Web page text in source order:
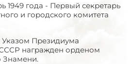
1949 года - Первый секретарь
и городского комитета
Президиума
награжден орденом
Знамени.